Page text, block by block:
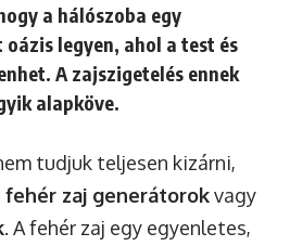
a hálószoba egy
oázis legyen, ahol a test és
A zajszigetelés ennek
alapköve.
tudjuk teljesen kizárni,
fehér zaj generátorokvagy
. A fehér zaj egy egyenletes,